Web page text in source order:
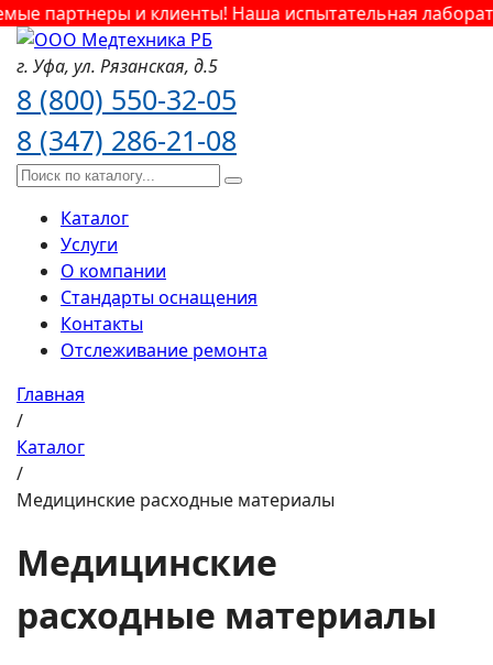
партнеры и клиенты! Наша испытательная
г. Уфа, ул. Рязанская, д.5
8 (800) 550-32-05
8 (347) 286-21-08
Каталог
Услуги
О компании
Стандарты оснащения
Контакты
Отслеживание ремонта
Главная
/
Каталог
/
Медицинские расходные материалы
Медицинские
расходные материалы